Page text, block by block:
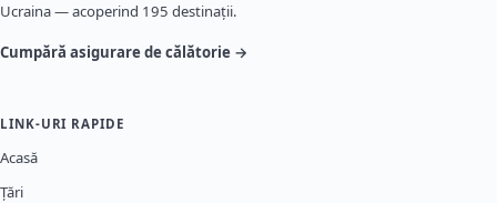
Ucraina — acoperind 195 destinații.
Cumpără asigurare de călătorie →
LINK-URI RAPIDE
Acasă
Țări